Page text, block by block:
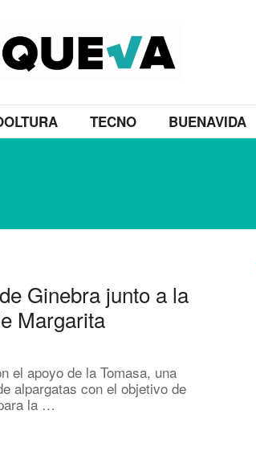
TECNO BUENAVIDA
Ginebra junto a la
Margarita
el apoyo de la Tomasa, una
alpargatas con el objetivo de
la …